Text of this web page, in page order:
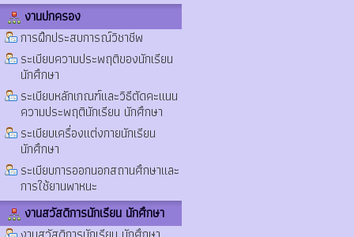
งานปกครอง
การฝึกประสบการณ์วิชาชีพ
ระเบียบความประพฤติของนักเรียน
นักศึกษา
ระเบียบหลักเกณฑ์และวิธีตัดคะแนน
ความประพฤตินักเรียน นักศึกษา
ระเบียบเครื่องแต่งกายนักเรียน
นักศึกษา
ระเบียบการออกนอกสถานศึกษาและ
การใช้ยานพาหนะ
งานสวัสดิการนักเรียน นักศึกษา